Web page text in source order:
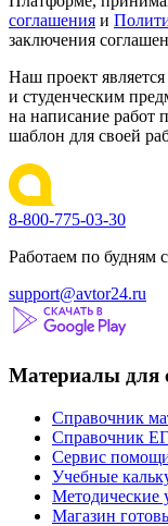
соглашения и
заключения
Наш проект
и студенческим
на написание
шаблон для своей
8-800-775-03-30
Работаем по будням
support@avtor24.ru
Материалы для
Справочник
Справочник
Сервис
Учебные
Методические
Магазин